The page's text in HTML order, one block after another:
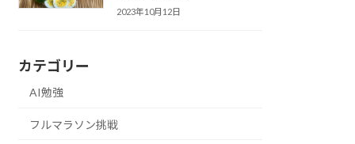
2023年10月12日
カテゴリー
AI勉強
フルマラソン挑戦